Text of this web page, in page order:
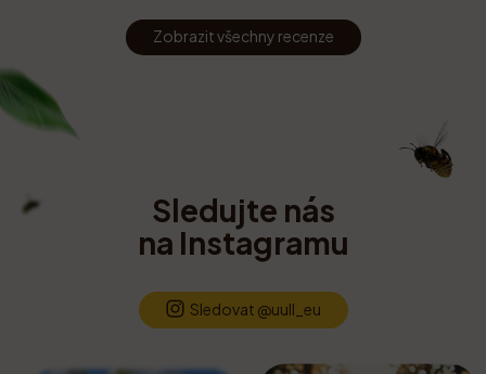
Zobrazit všechny recenze
Sledujte nás
na Instagramu
Sledovat @uull_eu